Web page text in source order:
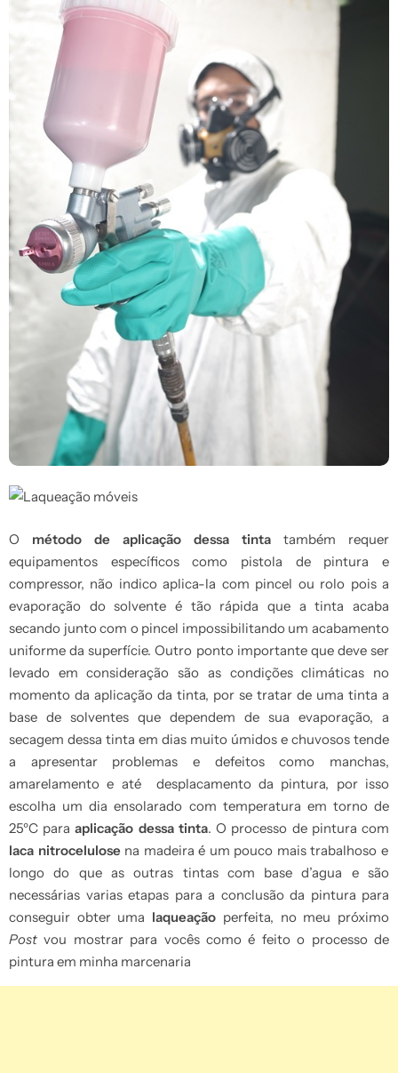
O método de aplicação dessa tinta também requer
equipamentos específicos como pistola de pintura e
compressor, não indico aplica-la com pincel ou rolo pois a
evaporação do solvente é tão rápida que a tinta acaba
secando junto com o pincel impossibilitando um acabamento
uniforme da superfície. Outro ponto importante que deve ser
levado em consideração são as condições climáticas no
momento da aplicação da tinta, por se tratar de uma tinta a
base de solventes que dependem de sua evaporação, a
secagem dessa tinta em dias muito úmidos e chuvosos tende
a apresentar problemas e defeitos como manchas,
amarelamento e até desplacamento da pintura, por isso
escolha um dia ensolarado com temperatura em torno de
25ºC paraaplicação dessa tinta. O processo de pintura com
laca nitrocelulose na madeira é um pouco mais trabalhoso e
longo do que as outras tintas com base d’agua e são
necessárias varias etapas para a conclusão da pintura para
conseguir obter uma laqueação perfeita, no meu próximo
Post vou mostrar para vocês como é feito o processo de
pintura em minha marcenaria